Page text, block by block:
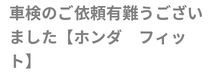
車検のご依頼有難うござい
ました【ホンダ フィッ
ト】